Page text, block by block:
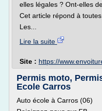
elles légales ? Ont-elles
Cet article répond à
Les...
Lire la suite
Site : https://
Permis moto,
Ecole Carros
Auto école à Carros (06)